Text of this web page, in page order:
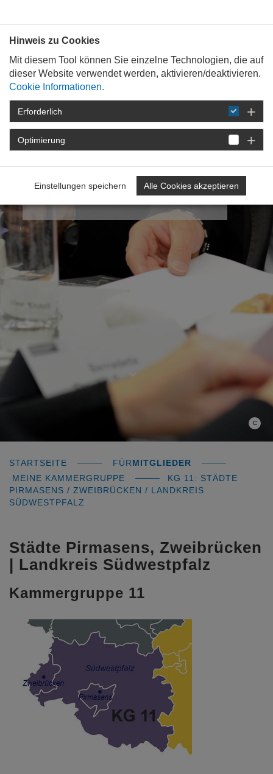
C
Meine
Kammergruppe
11: Städte Pirmasens / Zweibrücken
/ Landkreis Südwestpfalz
STARTSEITE FÜRMITGLIEDER
MEINE KAMMERGRUPPE
KG 11: STÄDTE
PIRMASENS / ZWEIBRÜCKEN / LANDKREIS
SÜDWESTPFALZ
Städte Pirmasens, Zweibrücken
| Landkreis Südwestpfalz
Kammergruppe 11
Hinweis zu Cookies
Mit diesem Tool können Sie einzelne Technologien, die auf
dieser Website verwendet werden, aktivieren/deaktivieren.
Cookie Informationen.
Erforderlich
Optimierung
Einstellungen speichern Alle Cookies akzeptieren